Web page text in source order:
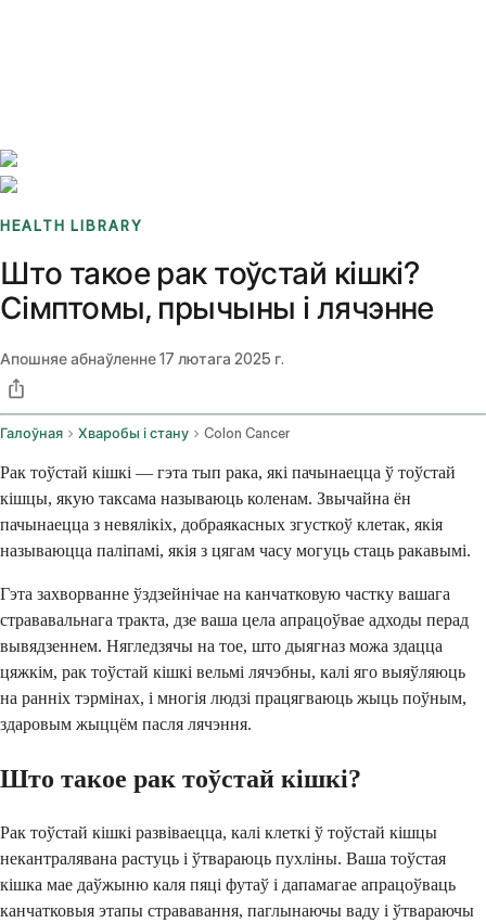
HEALTH LIBRARY
Што такое рак тоўстай кішкі?
Сімптомы, прычыны і лячэнне
Апошняе абнаўленне17 лютага 2025 г.
Галоўная Хваробы і стану Colon Cancer
Рак тоўстай кішкі — гэта тып рака, які пачынаецца ў тоўстай
кішцы, якую таксама называюць коленам. Звычайна ён
пачынаецца з невялікіх, добраякасных згусткоў клетак, якія
называюцца паліпамі, якія з цягам часу могуць стаць ракавымі.
Гэта захворванне ўздзейнічае на канчатковую частку вашага
стрававальнага тракта, дзе ваша цела апрацоўвае адходы перад
вывядзеннем. Нягледзячы на тое, што дыягназ можа здацца
цяжкім, рак тоўстай кішкі вельмі лячэбны, калі яго выяўляюць
на ранніх тэрмінах, і многія людзі працягваюць жыць поўным,
здаровым жыццём пасля лячэння.
Што такое рак тоўстай кішкі?
Рак тоўстай кішкі развіваецца, калі клеткі ў тоўстай кішцы
некантралявана растуць і ўтвараюць пухліны. Ваша тоўстая
кішка мае даўжыню каля пяці футаў і дапамагае апрацоўваць
канчатковыя этапы стрававання, паглынаючы ваду і ўтвараючы